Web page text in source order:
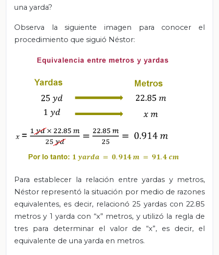
una yarda?
Observa la siguiente imagen para conocer el
procedimiento que siguió Néstor:
Para establecer la relación entre yardas y metros,
Néstor representó la situación por medio de razones
equivalentes, es decir, relacionó 25 yardas con 22.85
metros y 1 yarda con “x” metros, y utilizó la regla de
tres para determinar el valor de “x”, es decir, el
equivalente de una yarda en metros.